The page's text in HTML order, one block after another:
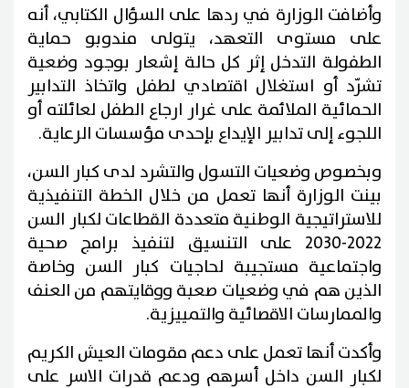
وأضافت الوزارة في ردها على السؤال الكتابي، أنه
على مستوى التعهد، يتولى مندوبو حماية
الطفولة التدخل إثر كل حالة إشعار بوجود وضعية
تشرّد أو استغلال اقتصادي لطفل واتخاذ التدابير
الحمائية الملائمة على غرار ارجاع الطفل لعائلته أو
اللجوء إلى تدابير الإيداع بإحدى مؤسسات الرعاية.
وبخصوص وضعيات التسول والتشرد لدى كبار السن،
بينت الوزارة أنها تعمل من خلال الخطة التنفيذية
للاستراتيجية الوطنية متعددة القطاعات لكبار السن
2022-2030 على التنسيق لتنفيذ برامج صحية
واجتماعية مستجيبة لحاجيات كبار السن وخاصة
الذين هم في وضعيات صعبة ووقايتهم من العنف
والممارسات الاقصائية والتمييزية.
وأكدت أنها تعمل على دعم مقومات العيش الكريم
لكبار السن داخل أسرهم ودعم قدرات الاسر على